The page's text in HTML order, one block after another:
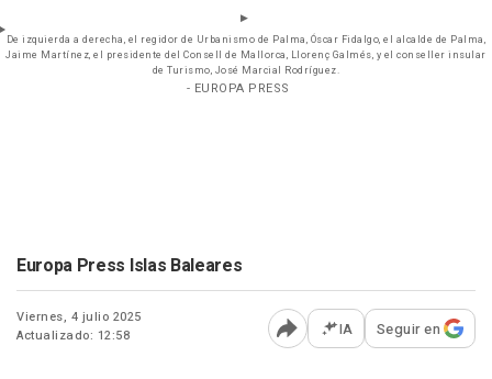
De izquierda a derecha, el regidor de Urbanismo de Palma, Óscar Fidalgo, el alcalde de Palma,
Jaime Martínez, el presidente del Consell de Mallorca, Llorenç Galmés, y el conseller insular
de Turismo, José Marcial Rodríguez.
- EUROPA PRESS
Europa Press Islas Baleares
Viernes, 4 julio 2025
Actualizado: 12:58
Abrir opciones para
IA Seguir en